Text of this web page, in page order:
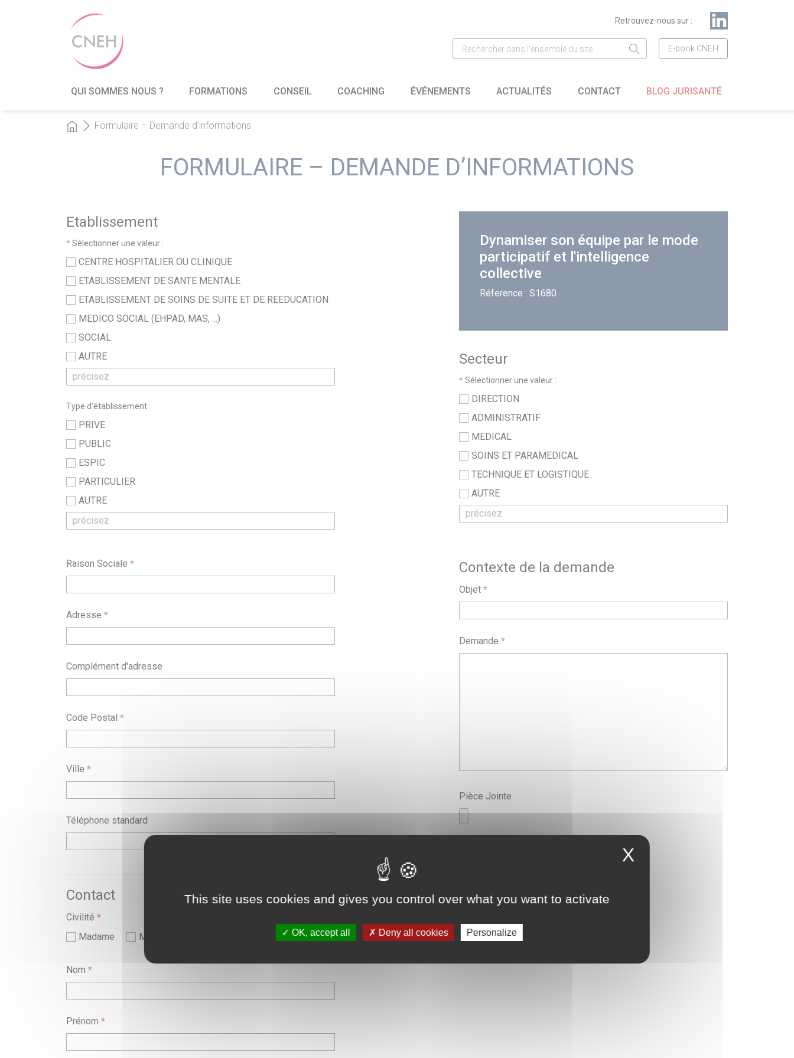
Retrouvez-nous sur :
E-book CNEH
QUI SOMMES NOUS ? FORMATIONS CONSEIL COACHING ÉVÉNEMENTS ACTUALITÉS CONTACT BLOG JURISANTÉ
Formulaire – Demande d’informations
FORMULAIRE – DEMANDE D’INFORMATIONS
Etablissement
*Sélectionner une valeur :
CENTRE HOSPITALIER OU CLINIQUE
ETABLISSEMENT DE SANTE MENTALE
ETABLISSEMENT DE SOINS DE SUITE ET DE REEDUCATION
MEDICO SOCIAL (EHPAD, MAS, ...)
SOCIAL
AUTRE
Type d'établissement
PRIVE
PUBLIC
ESPIC
PARTICULIER
AUTRE
Raison Sociale *
Adresse *
Complément d'adresse
Code Postal *
Ville *
Téléphone standard
Contact
Civilité *
Madame
Monsieur
Nom *
Prénom *
Dynamiser son équipe par le mode
participatif et l'intelligence
collective
Réference : S1680
Secteur
*Sélectionner une valeur :
DIRECTION
ADMINISTRATIF
MEDICAL
SOINS ET PARAMEDICAL
TECHNIQUE ET LOGISTIQUE
AUTRE
Contexte de la demande
Objet *
Demande *
Pièce Jointe
X
This site uses cookies and gives you control over what you want to activate
OK, accept all Deny all cookies Personalize